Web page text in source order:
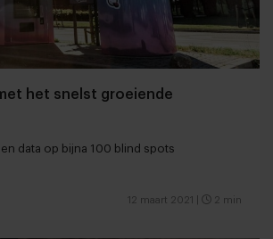
het snelst groeiende
data op bijna 100 blind spots
12 maart 2021 2 min